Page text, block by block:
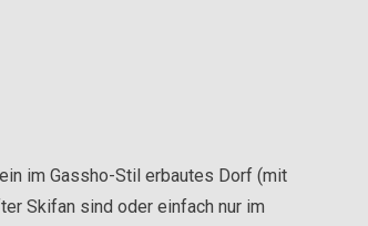
im Gassho-Stil erbautes Dorf (mit
Skifan sind oder einfach nur im